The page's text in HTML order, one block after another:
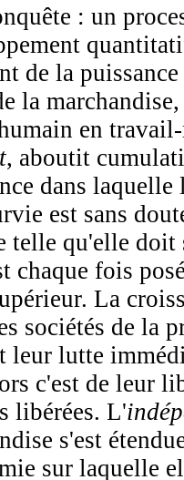
: un
de la
la
en
, aboutit
dans
est sans
telle qu'elle doit
chaque fois
La
sociétés de la
leur lutte
c'est de leur
libérées. L'
s'est
sur laquelle